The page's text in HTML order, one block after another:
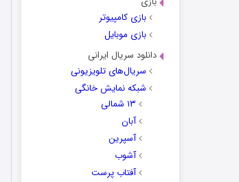
بازی کامپیوتر
بازی موبایل
دانلود سریال ایرانی
سریال‌های تلویزیونی
شبکه نمایش خانگی
۱۳ شمالی
آبان
آسپرین
آشوب
آفتاب پرست